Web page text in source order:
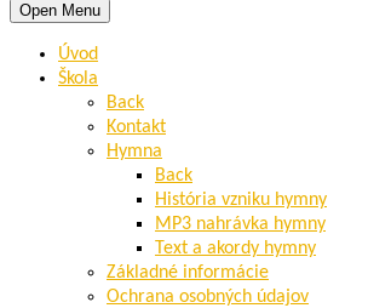
Open Menu
Úvod
Škola
Back
Kontakt
Hymna
Back
História vzniku hymny
MP3 nahrávka hymny
Text a akordy hymny
Základné informácie
Ochrana osobných údajov